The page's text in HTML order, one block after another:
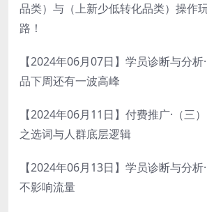
品类）与（上新少低转化品类）操作
路！
【2024年06月07日】学员诊断与分析
品下周还有一波高峰
【2024年06月11日】付费推广·（三
之选词与人群底层逻辑
【2024年06月13日】学员诊断与分析
不影响流量